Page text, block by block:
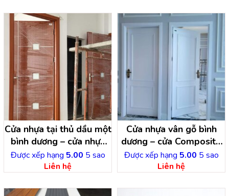
Cửa nhựa tại thủ dầu một
bình dương – cửa nhựa
vân gỗ ở tại bình dương
Được xếp hạng 5.00 5 sao
Liên hệ
Cửa nhựa vân gỗ bình
dương – cửa Composite
cao cấp
Được xếp hạng 5.00 5 sao
Liên hệ